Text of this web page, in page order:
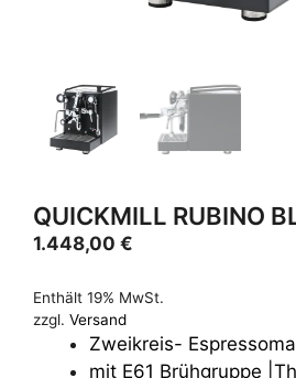
QUICKMILL RUBINO
1.448,00 €
Enthält 19% MwSt.
zzgl. Versand
Zweikreis-
mit E61 Brühgruppe